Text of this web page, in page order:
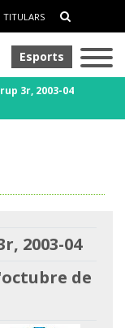
TITULARS
Esports
3r, 2003-04
2003-04
de